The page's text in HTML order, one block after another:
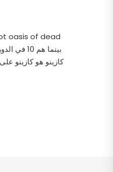
كازينو هو كازينو